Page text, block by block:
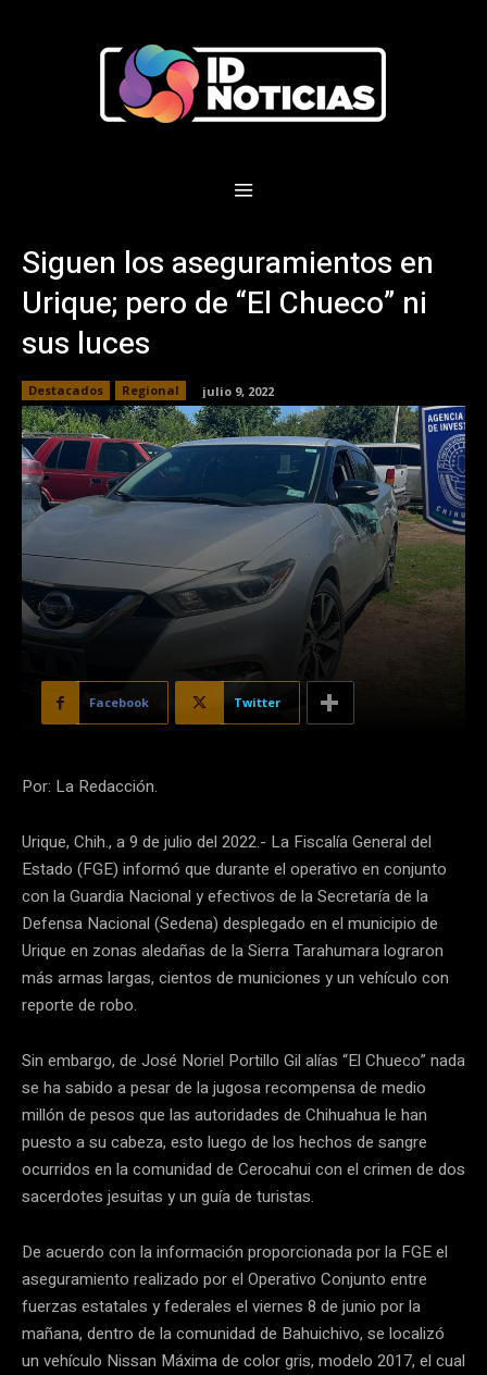
Siguen los aseguramientos en
Urique; pero de “El Chueco” ni
sus luces
Destacados Regional julio 9, 2022
Facebook Twitter
Por: La Redacción.
Urique, Chih., a 9 de julio del 2022.- La Fiscalía General del
Estado (FGE) informó que durante el operativo en conjunto
con la Guardia Nacional y efectivos de la Secretaría de la
Defensa Nacional (Sedena) desplegado en el municipio de
Urique en zonas aledañas de la Sierra Tarahumara lograron
más armas largas, cientos de municiones y un vehículo con
reporte de robo.
Sin embargo, de José Noriel Portillo Gil alías “El Chueco” nada
se ha sabido a pesar de la jugosa recompensa de medio
millón de pesos que las autoridades de Chihuahua le han
puesto a su cabeza, esto luego de los hechos de sangre
ocurridos en la comunidad de Cerocahui con el crimen de dos
sacerdotes jesuitas y un guía de turistas.
De acuerdo con la información proporcionada por la FGE el
aseguramiento realizado por el Operativo Conjunto entre
fuerzas estatales y federales el viernes 8 de junio por la
mañana, dentro de la comunidad de Bahuichivo, se localizó
un vehículo Nissan Máxima de color gris, modelo 2017, el cual